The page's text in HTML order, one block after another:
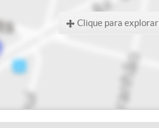
Clique para explorar